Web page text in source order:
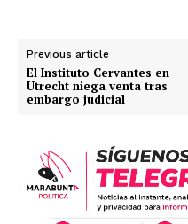
Previous article
El Instituto Cervantes en
Utrecht niega venta tras
embargo judicial